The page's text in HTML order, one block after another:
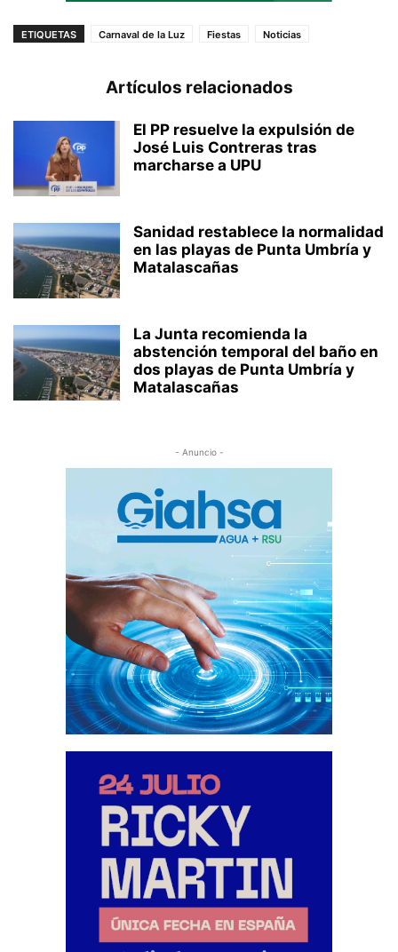
ETIQUETAS Carnaval de la Luz Fiestas Noticias
Artículos relacionados
El PP resuelve la expulsión de
José Luis Contreras tras
marcharse a UPU
Sanidad restablece la normalidad
en las playas de Punta Umbría y
Matalascañas
La Junta recomienda la
abstención temporal del baño en
dos playas de Punta Umbría y
Matalascañas
- Anuncio -